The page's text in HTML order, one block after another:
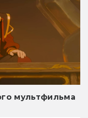
мультфильма